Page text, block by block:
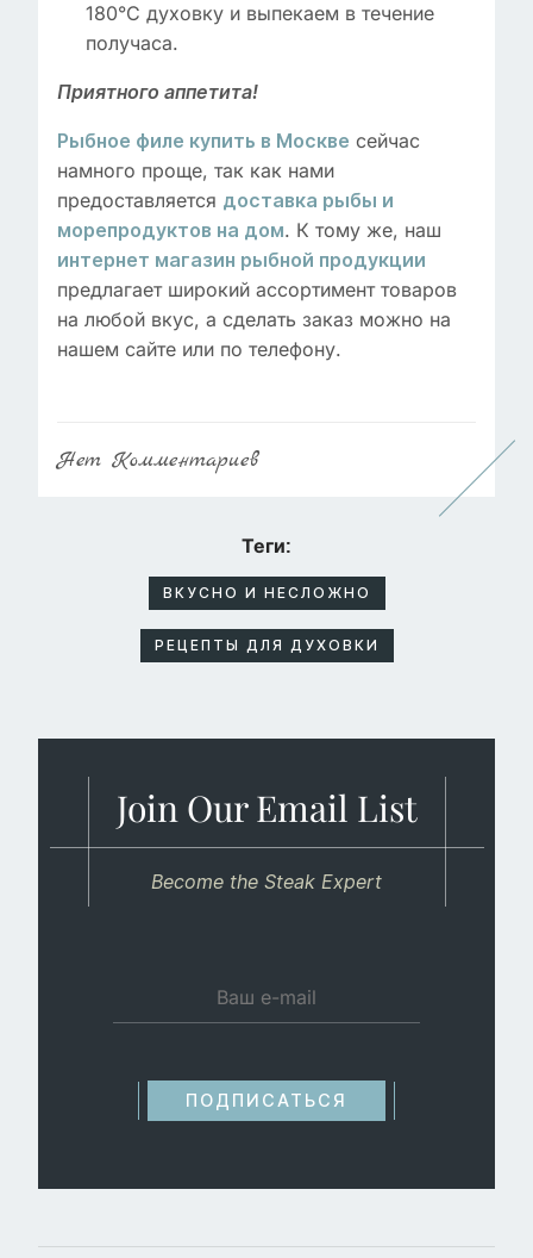
180°C духовку и выпекаем в течение
получаса.
Приятного аппетита!
Рыбное филе купить в Москве сейчас
намного проще, так как нами
предоставляется доставка рыбы и
морепродуктов на дом. К тому же, наш
интернет магазин рыбной продукции
предлагает широкий ассортимент товаров
на любой вкус, а сделать заказ можно на
нашем сайте или по телефону.
Нет Комментариев
Теги:
ВКУСНО И НЕСЛОЖНО
РЕЦЕПТЫ ДЛЯ ДУХОВКИ
Join Our Email List
Become the Steak Expert